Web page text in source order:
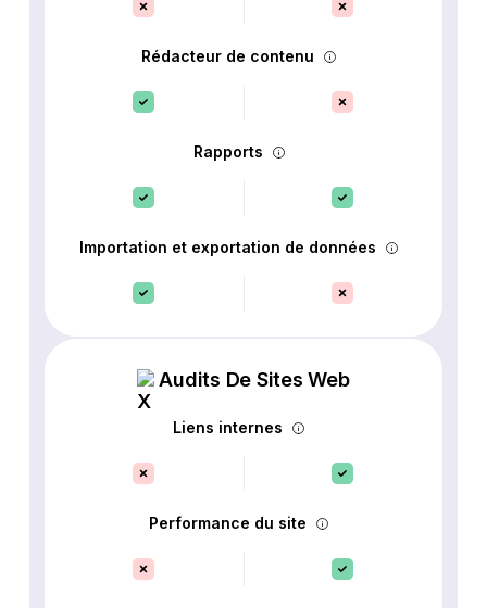
Rédacteur de contenu
Rapports
Importation et exportation de données
Audits De Sites Web
Liens internes
Performance du site